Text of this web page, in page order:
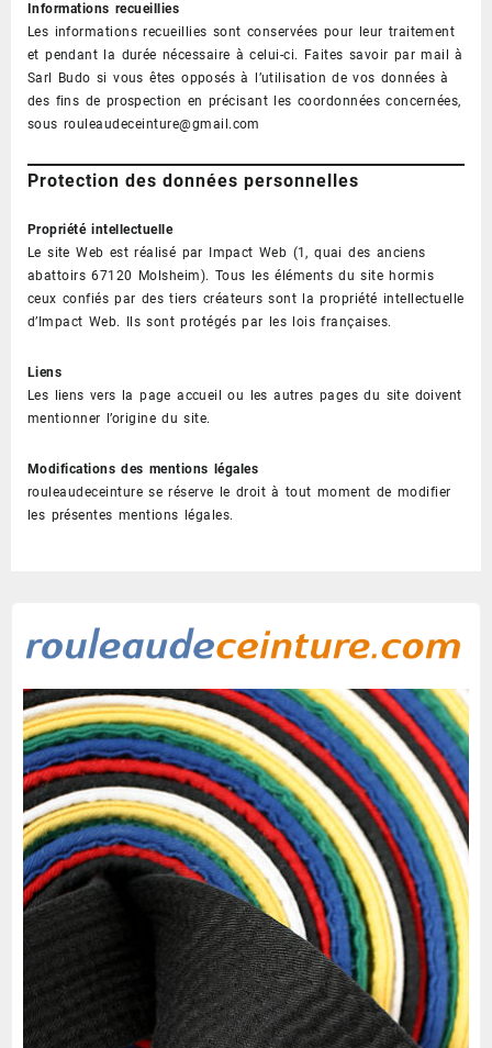
Informations recueillies
Les informations recueillies sont conservées pour leur traitement
et pendant la durée nécessaire à celui-ci. Faites savoir par mail à
Sarl Budo si vous êtes opposés à l’utilisation de vos données à
des fins de prospection en précisant les coordonnées concernées,
sous rouleaudeceinture@gmail.com
Protection des données personnelles
Propriété intellectuelle
Le site Web est réalisé par Impact Web (1, quai des anciens
abattoirs 67120 Molsheim). Tous les éléments du site hormis
ceux confiés par des tiers créateurs sont la propriété intellectuelle
d’Impact Web. Ils sont protégés par les lois françaises.
Liens
Les liens vers la page accueil ou les autres pages du site doivent
mentionner l’origine du site.
Modifications des mentions légales
rouleaudeceinture se réserve le droit à tout moment de modifier
les présentes mentions légales.